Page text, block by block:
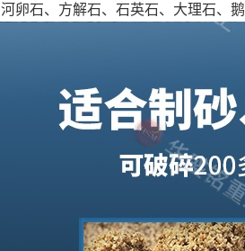
河卵石、方解石、石英石、大理石、